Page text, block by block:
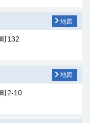
132
地図
2-10
地図